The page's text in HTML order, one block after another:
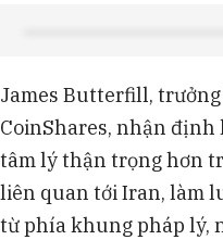
James Butterfill,
CoinShares, nhận
tâm lý thận trọng hơn
liên quan tới Iran, làm
từ phía khung pháp lý,